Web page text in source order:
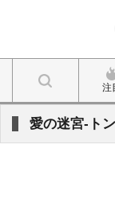
注
愛の迷宮-ト